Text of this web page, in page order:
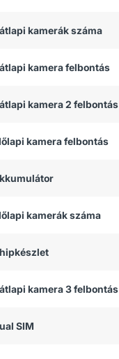
kamerák száma
kamera felbontás
kamera 2 felbontás
kamera felbontás
kamerák száma
kamera 3 felbontás
SIM